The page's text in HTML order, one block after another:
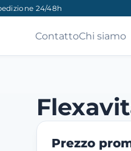
24/48h
ContattoChi siamo
Prezzo